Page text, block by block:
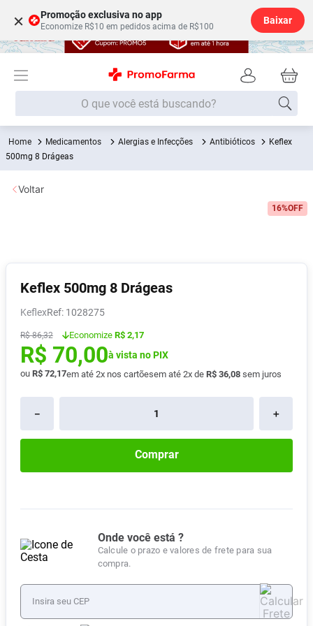
× Promoção exclusiva no app
Economize R$10 em pedidos acima de R$100
Baixar
O que você está buscando?
Medicamentos Alergias e Infecções Antibióticos
Keflex
500mg 8 Drágeas
16%OFF
Keflex 500mg 8 Drágeas
Keflex : 1028275
R$ 86,32 Economize R$ 2,17
R$ 70,00à vista no PIX
ou R$ 72,17em até 2x nos cartõesem até 2x de R$ 36,08 sem juros
＋
－
Comprar
Onde você está ?
Calcule o prazo e valores de frete para sua
compra.
Voltar
Termos mais buscados
1º Fralda
2
5º Fralda G
6º Desodorante
7º Shampoo
8º Absorvente
9 Pampers Confort Sec
10º Lavitan